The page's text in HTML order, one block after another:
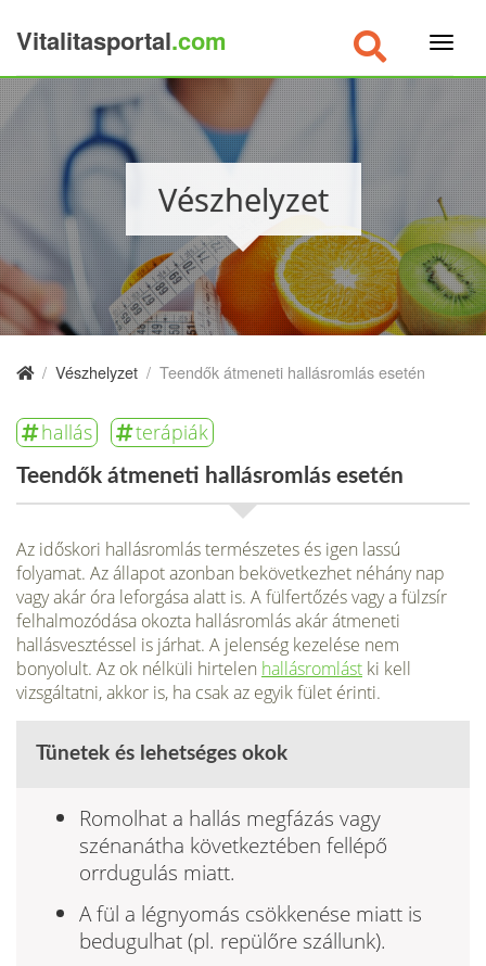
Vitalitasportal.com
Vészhelyzet
/ Vészhelyzet / Teendők átmeneti hallásromlás esetén
hallás terápiák
Teendők átmeneti hallásromlás esetén
Az időskori hallásromlás természetes és igen lassú
folyamat. Az állapot azonban bekövetkezhet néhány nap
vagy akár óra leforgása alatt is. A fülfertőzés vagy a fülzsír
felhalmozódása okozta hallásromlás akár átmeneti
hallásvesztéssel is járhat. A jelenség kezelése nem
bonyolult. Az ok nélküli hirtelen hallásromlást ki kell
vizsgáltatni, akkor is, ha csak az egyik fület érinti.
Tünetek és lehetséges okok
Romolhat a hallás megfázás vagy
szénanátha következtében fellépő
orrdugulás miatt.
A fül a légnyomás csökkenése miatt is
bedugul­hat (pl. repülőre szállunk).
×